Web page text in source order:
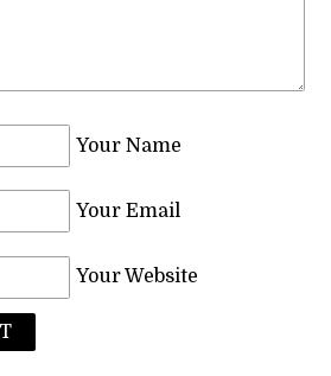
Your Name
Your Email
Your Website